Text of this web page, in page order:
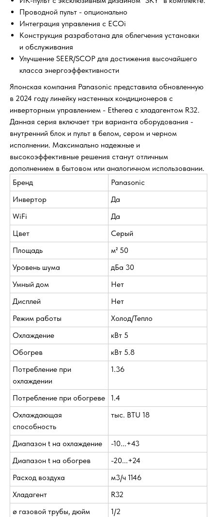
Проводной пульт - опционально
Интеграция управления с ECOi
Конструкция разработана для облегчения установки
и обслуживания
Улучшение SEER/SCOP для достижения высочайшего
класса энергоэффективности
Японская компания Panasonic представила обновленную
в 2024 году линейку настенных кондиционеров с
инверторным управлением - Etherea с хладагентом R32.
Данная серия включает три варианта оборудования -
внутренний блок и пульт в белом, сером и черном
исполнении. Максимально надежные и
высокоэффективные решения станут отличным
дополнением в бытовом или аналогичном использовании.
Бренд
Panasonic
Инвертор
Да
WiFi
Да
Цвет
Серый
Площадь
м² 50
Уровень шума
дБа 30
Умный дом
Нет
Дисплей
Нет
Режим работы
Холод/Тепло
Охлаждение
кВт 5
Обогрев
кВт 5.8
Потребление при
охлаждении
1.36
Потребление при обогреве
1.4
Охлаждающая
способность
тыс. BTU 18
Диапазон t на охлаждение
-10...+43
Диапазон t на обогрев
-20...+24
Расход воздуха
м3/ч 1146
Хладагент
R32
ø газовой трубы, дюйм
1/2